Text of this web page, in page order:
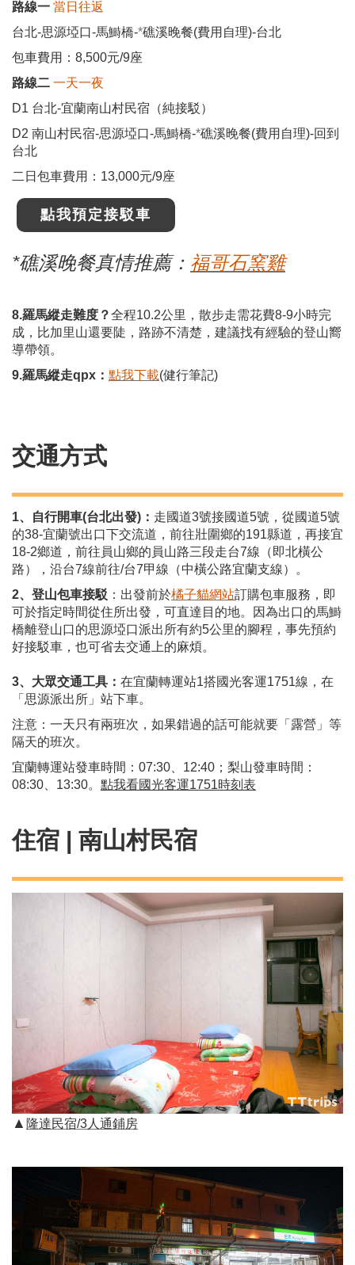
路線一 當日往返
台北-思源埡口-馬鰣橋-*礁溪晚餐(費用自理)-台北
包車費用：8,500元/9座
路線二 一天一夜
D1 台北-宜蘭南山村民宿（純接駁）
D2 南山村民宿-思源埡口-馬鰣橋-*礁溪晚餐(費用自理)-回到
台北
二日包車費用：13,000元/9座
點我預定接駁車
*礁溪晚餐真情推薦： 福哥石窯雞
8.羅馬縱走難度？全程10.2公里，散步走需花費8-9小時完
成，比加里山還要陡，路跡不清楚，建議找有經驗的登山嚮
導帶領。
9.羅馬縱走qpx： 點我下載(健行筆記)
交通方式
1、自行開車(台北出發)： 走國道3號接國道5號，從國道5號
的38-宜蘭號出口下交流道，前往壯圍鄉的191縣道，再接宜
18-2鄉道，前往員山鄉的員山路三段走台7線（即北橫公
路），沿台7線前往/台7甲線（中橫公路宜蘭支線）。
2、登山包車接駁 ：出發前於橘子貓網站訂購包車服務，即
可於指定時間從住所出發，可直達目的地。因為出口的馬鰣
橋離登山口的思源埡口派出所有約5公里的腳程，事先預約
好接駁車，也可省去交通上的麻煩。
3、大眾交通工具： 在宜蘭轉運站1搭國光客運1751線，在
「思源派出所」站下車。
注意：一天只有兩班次，如果錯過的話可能就要「露營」等
隔天的班次。
宜蘭轉運站發車時間：07:30、12:40；梨山發車時間：
08:30、13:30。 點我看國光客運1751時刻表
住宿 | 南山村民宿
▲ 隆達民宿/3人通鋪房